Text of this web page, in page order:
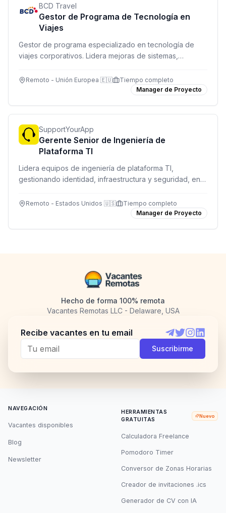
BCD Travel
Gestor de Programa de Tecnología en
Viajes
Gestor de programa especializado en tecnología de
viajes corporativos. Lidera mejoras de sistemas,
virtuales internacionales. Remoto con presencialidad
Remoto - Unión Europea 🇪🇺
Tiempo completo
Manager de Proyecto
SupportYourApp
Gerente Senior de Ingeniería de
Plataforma TI
Lidera equipos de ingeniería de plataforma TI,
gestionando identidad, infraestructura y seguridad, en
Remoto - Estados Unidos 🇺🇸
Tiempo completo
Manager de Proyecto
Hecho de forma 100% remota
Vacantes Remotas LLC - Delaware, USA
Recibe vacantes en tu email
Telegram
TwitterInstagram
Suscribirme
NAVEGACIÓN
Vacantes disponibles
Blog
Newsletter
HERRAMIENTAS
GRATUITAS
Nuevo
Calculadora Freelance
Pomodoro Timer
Conversor de Zonas Horarias
Creador de invitaciones .ics
Generador de CV con IA